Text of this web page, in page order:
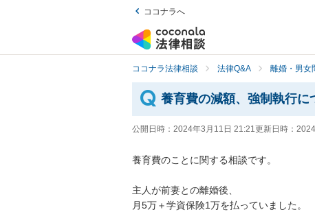
ココナラへ
ココナラ法律相談 法律Q&A 離婚・男女
養育費の減額、強制執行に
公開日時： 2024年3月11日 21:21更新日時：
養育費のことに関する相談です。
主人が前妻との離婚後、
月5万＋学資保険1万を払っていました。